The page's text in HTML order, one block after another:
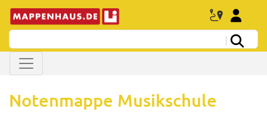
Notenmappe Musikschule